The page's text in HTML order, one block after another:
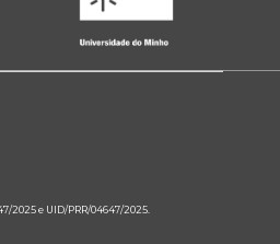
2025 e UID/PRR/04647/2025.